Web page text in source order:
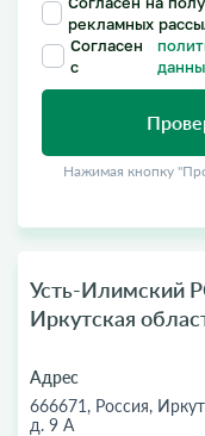
рекламных
Согласен
с
Нажимая кнопку
Усть-Илимский
Иркутская
Адрес
666671, Россия,
д. 9 А